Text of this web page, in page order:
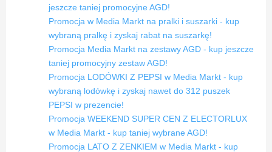
jeszcze taniej promocyjne AGD!
Promocja w Media Markt na pralki i suszarki - kup
wybraną pralkę i zyskaj rabat na suszarkę!
Promocja Media Markt na zestawy AGD - kup jeszcze
taniej promocyjny zestaw AGD!
Promocja LODÓWKI Z PEPSI w Media Markt - kup
wybraną lodówkę i zyskaj nawet do 312 puszek
PEPSI w prezencie!
Promocja WEEKEND SUPER CEN Z ELECTORLUX
w Media Markt - kup taniej wybrane AGD!
Promocja LATO Z ZENKIEM w Media Markt - kup